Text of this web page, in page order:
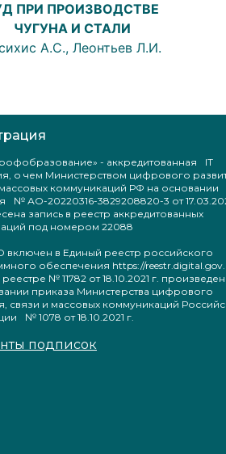
ПРИ ПРОИЗВОДСТВЕ
ЧУГУНА И СТАЛИ
А.С., Леонтьев Л.И.
- аккредитованная IT
о чем Министерством цифрового
коммуникаций РФ на основании
№ АО-20220316-3829208820-3 от
запись в реестр аккредитованных
под номером 22088
в Единый реестр российского
обеспечения https://
реестре № 11782 от 18.10.2021 г.
приказа Министерства цифрового
связи и массовых коммуникаций
№ 1078 от 18.10.2021 г.
подписок